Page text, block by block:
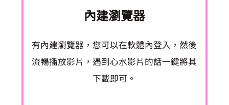
內建瀏覽器
VideoHunter 有內建瀏覽器，您可以在軟體內登入 Amazon Prime Video，然後
流暢播放影片，遇到心水影片的話一鍵將其
下載即可。